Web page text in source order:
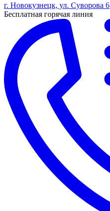
г. Новокузнецк, ул. Суворова 6
Бесплатная горячая линия